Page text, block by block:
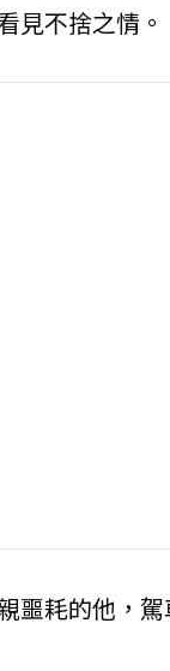
見不捨之情。
噩耗的他，